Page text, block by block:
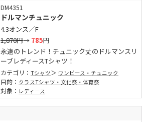
DM4351
ドルマンチュニック
4.3オンス／F
1,870円→ 785円
永遠のトレンド！チュニック丈のドルマンスリ
ーブレディースTシャツ！
カテゴリ： Tシャツ ワンピース・チュニック
目的： クラスTシャツ・文化祭・体育祭
対象： レディース